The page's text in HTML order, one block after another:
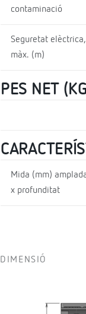
contaminació
Seguretat
màx. (m)
PES NET
Mida (mm)
x profunditat
DIMENSIÓ